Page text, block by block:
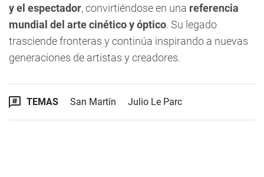
y el espectador, convirtiéndose en una referencia
mundial del arte cinético y óptico. Su legado
trasciende fronteras y continúa inspirando a nuevas
generaciones de artistas y creadores.
TEMAS San Martín Julio Le Parc